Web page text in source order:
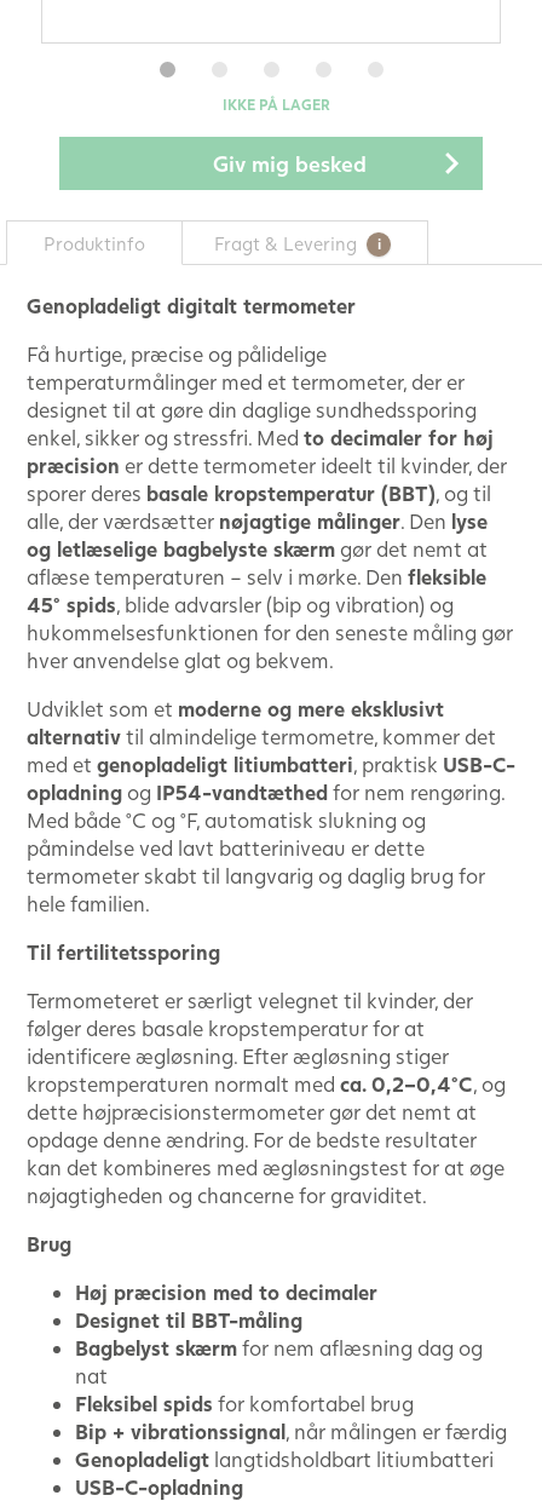
IKKE PÅ LAGER
Produktinfo Fragt & Levering
Genopladeligt digitalt termometer
Få hurtige, præcise og pålidelige
temperaturmålinger med et termometer, der er
designet til at gøre din daglige sundhedssporing
enkel, sikker og stressfri. Med to decimaler for høj
præcision er dette termometer ideelt til kvinder, der
sporer deres basale kropstemperatur (BBT), og til
alle, der værdsætter nøjagtige målinger. Den lyse
og letlæselige bagbelyste skærm gør det nemt at
aflæse temperaturen – selv i mørke. Den fleksible
45° spids, blide advarsler (bip og vibration) og
hukommelsesfunktionen for den seneste måling gør
hver anvendelse glat og bekvem.
Udviklet som et moderne og mere eksklusivt
alternativtil almindelige termometre, kommer det
med et genopladeligt litiumbatteri, praktisk USB-C-
opladning og IP54-vandtæthedfor nem rengøring.
Med både °C og °F, automatisk slukning og
påmindelse ved lavt batteriniveau er dette
termometer skabt til langvarig og daglig brug for
hele familien.
Til fertilitetssporing
Termometeret er særligt velegnet til kvinder, der
følger deres basale kropstemperatur for at
identificere ægløsning. Efter ægløsning stiger
kropstemperaturen normalt med ca. 0,2–0,4°C, og
dette højpræcisions­termometer gør det nemt at
opdage denne ændring. For de bedste resultater
kan det kombineres med ægløsningstest for at øge
nøjagtigheden og chancerne for graviditet.
Brug
Høj præcision med to decimaler
Designet til BBT-måling
Bagbelyst skærmfor nem aflæsning dag og
nat
Fleksibel spids for komfortabel brug
Bip + vibrationssignal, når målingen er færdig
Genopladeligt langtidsholdbart litiumbatteri
USB-C-opladning